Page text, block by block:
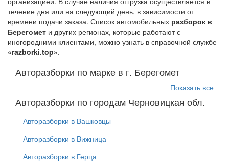
течение дня или на следующий день, в зависимости от
времени подачи заказа. Список автомобильных разборок в
Берегомет и других регионах, которые работают с
иногородними клиентами, можно узнать в справочной службе
«razborki.top».
Авторазборки по марке в г. Берегомет
Показать все
Авторазборки по городам Черновицкая обл.
Авторазборки в Вашковцы
Авторазборки в Вижница
Авторазборки в Герца